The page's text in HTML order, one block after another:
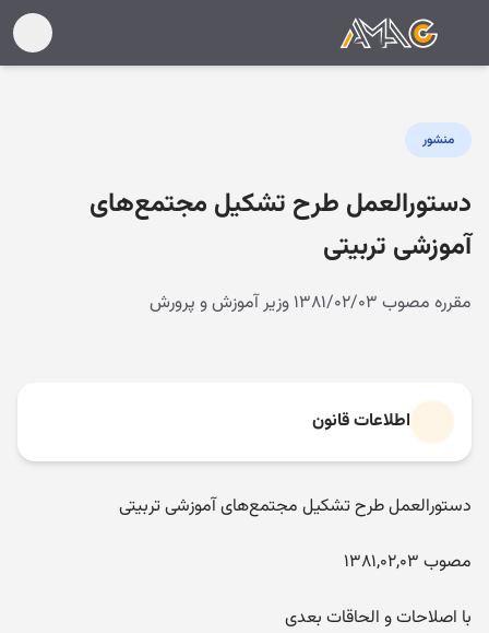
منشور
دستورالعمل طرح تشکیل مجتمع‌های
آموزشی تربیتی
مقرره مصوب ۱۳۸۱/۰۲/۰۳ وزیر آموزش و پرورش
اطلاعات قانون
دستورالعمل طرح تشکیل مجتمع‌های آموزشی تربیتی
مصوب ۱۳۸۱,۰۲,۰۳
با اصلاحات و الحاقات بعدی